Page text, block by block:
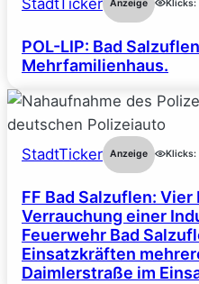
Anzeige Klicks:
POL-LIP: Bad
Mehrfamilienhaus.
StadtTicker Anzeige Klicks:
FF Bad Salzuflen:
Verrauchung einer
Feuerwehr Bad
Einsatzkräften
Daimlerstraße im